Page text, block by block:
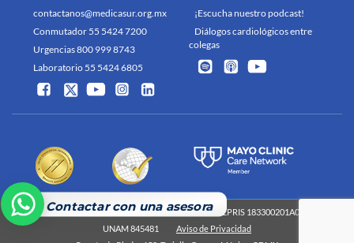
Contactar con una asesora
contactanos@medicasur.org.mx
Conmutador 55 5424 7200
Urgencias 800 999 8743
Laboratorio 55 5424 6805
¡Escucha nuestro podcast!
Diálogos cardiológicos entre
colegas
Médica Sur 2026 Derechos reservados
COFEPRIS 183300201A0829
UNAM 845481
Aviso de Privacidad